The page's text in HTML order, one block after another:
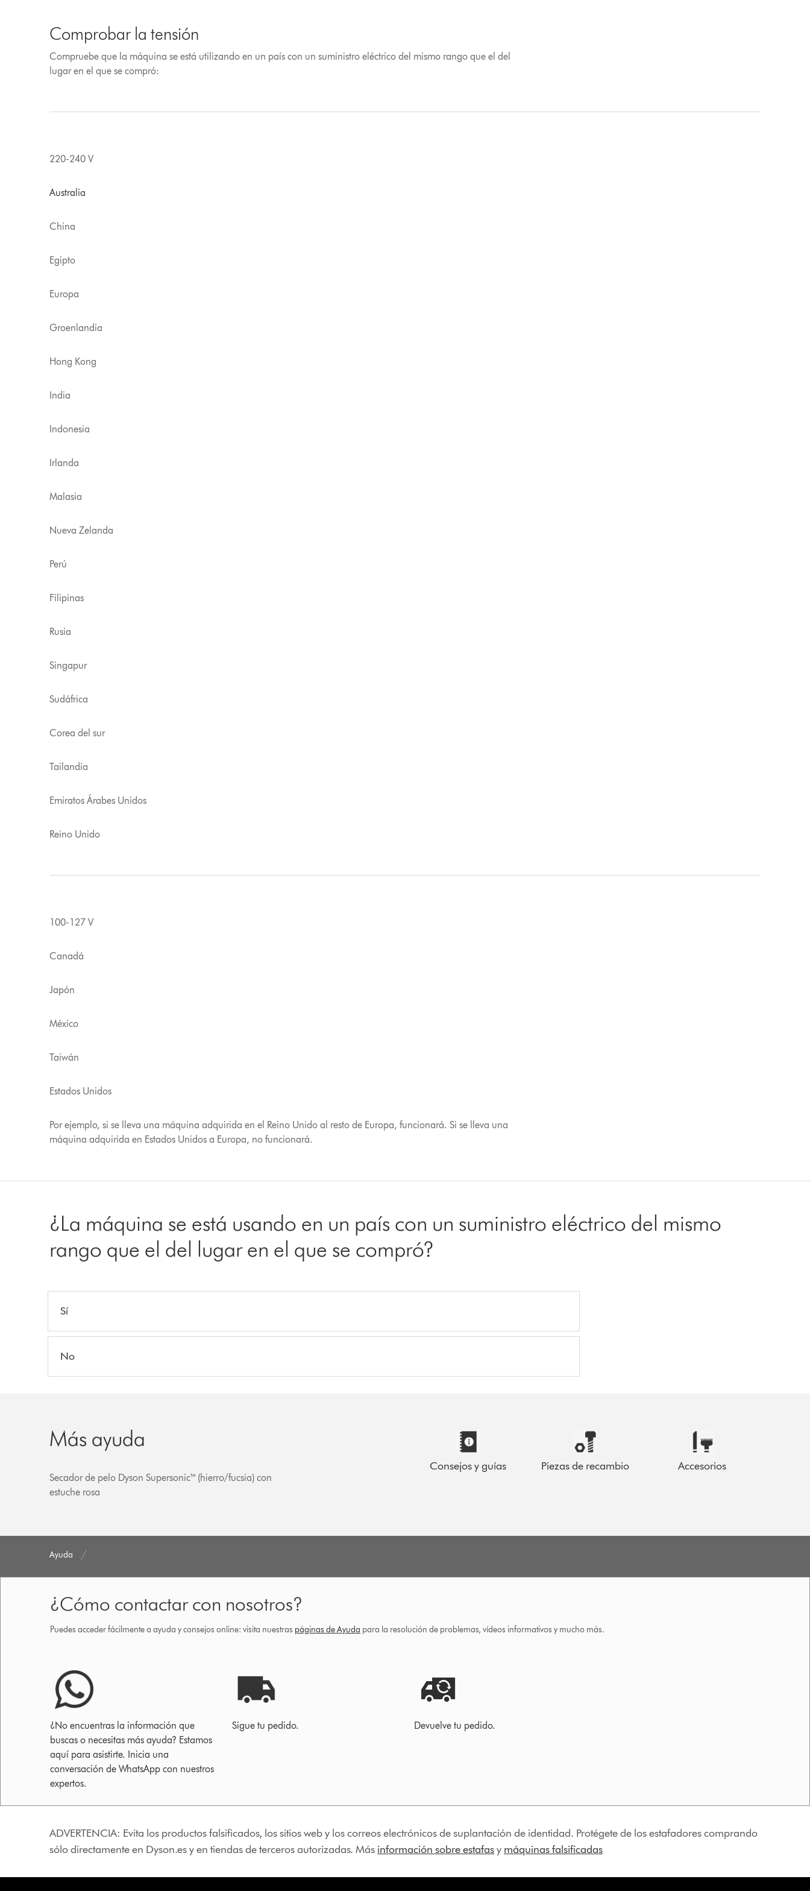
Comprobar la tensión
Compruebe que la máquina se está utilizando en un país con un suministro eléctrico del mismo rango que el del
lugar en el que se compró:
220-240 V
Australia
China
Egipto
Europa
Groenlandia
Hong Kong
India
Indonesia
Irlanda
Malasia
Nueva Zelanda
Perú
Filipinas
Rusia
Singapur
Sudáfrica
Corea del sur
Tailandia
Emiratos Árabes Unidos
Reino Unido
100-127 V
Canadá
Japón
México
Taiwán
Estados Unidos
Por ejemplo, si se lleva una máquina adquirida en el Reino Unido al resto de Europa, funcionará. Si se lleva una
máquina adquirida en Estados Unidos a Europa, no funcionará.
¿La máquina se está usando en un país con un suministro eléctrico del mismo
rango que el del lugar en el que se compró?
Sí
No
Más ayuda
Secador de pelo Dyson Supersonic™ (hierro/fucsia) con
estuche rosa
Consejos y guías Piezas de recambio Accesorios
Ayuda
¿Cómo contactar con nosotros?
Puedes acceder fácilmente a ayuda y consejos online: visita nuestras páginas de Ayuda para la resolución de problemas, vídeos informativos y mucho más.
¿No encuentras la información que
buscas o necesitas más ayuda? Estamos
aquí para asistirte. Inicia una
conversación de WhatsApp con nuestros
expertos.
Sigue tu pedido. Devuelve tu pedido.
ADVERTENCIA: Evita los productos falsificados, los sitios web y los correos electrónicos de suplantación de identidad. Protégete de los estafadores comprando
sólo directamente en Dyson.es y en tiendas de terceros autorizadas. Más información sobre estafasy máquinas falsificadas